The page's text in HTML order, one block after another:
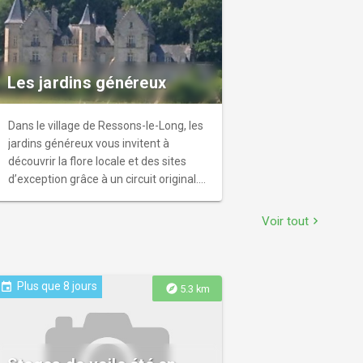
Les jardins généreux
Dans le village de Ressons-le-Long, les
jardins généreux vous invitent à
découvrir la flore locale et des sites
d’exception grâce à un circuit original.
thème de l'œuvre de Saint-Exupéry
amènent le promeneur à redécouvrir
ce roman philosophique grâce à des
aires d'observations. Enivrez-vous des
bonnes odeurs de la roseraie avant de
Voir tout chevron_right
explore 5.3 km
event Plus que 8 jours